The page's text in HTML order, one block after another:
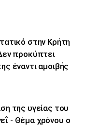
στην Κρήτη
προκύπτει
έναντι αμοιβής
της υγείας του
- Θέμα χρόνου ο